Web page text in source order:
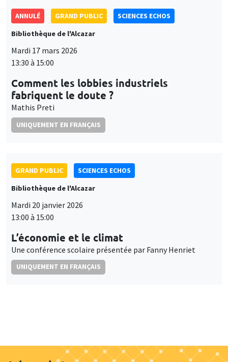
ANNULÉ GRAND PUBLIC
SCIENCES ECHOS
Bibliothèque de l'Alcazar
Mardi 17 mars 2026
13:30 à 15:00
Comment les lobbies industriels
fabriquent le doute ?
Mathis Preti
UNIQUEMENT EN FRANÇAIS
GRAND PUBLIC
SCIENCES ECHOS
Bibliothèque de l'Alcazar
Mardi 20 janvier 2026
13:00 à 15:00
L’économie et le climat
Une conférence scolaire présentée par Fanny Henriet
UNIQUEMENT EN FRANÇAIS